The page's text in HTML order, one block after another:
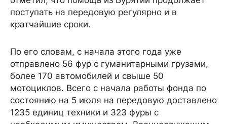
поступать на передовую регулярно и в
кратчайшие сроки.
По его словам, с начала этого года уже
отправлено 56 фур с гуманитарными грузами,
более 170 автомобилей и свыше 50
мотоциклов. Всего с начала работы фонда по
состоянию на 5 июля на передовую доставлено
1235 единиц техники и 323 фуры с